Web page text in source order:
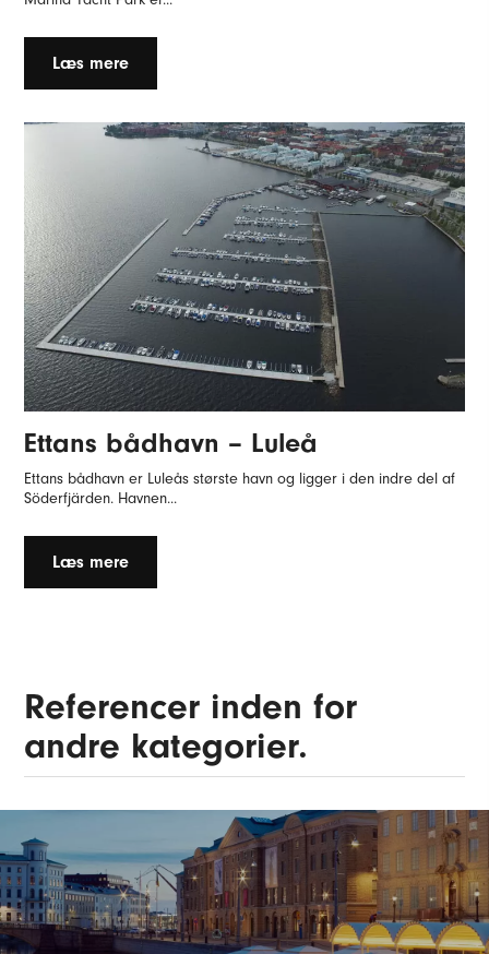
Læs mere
Ettans bådhavn – Luleå
Ettans bådhavn er Luleås største havn og ligger i den indre del af
Söderfjärden. Havnen...
Læs mere
Referencer inden for
andre kategorier.